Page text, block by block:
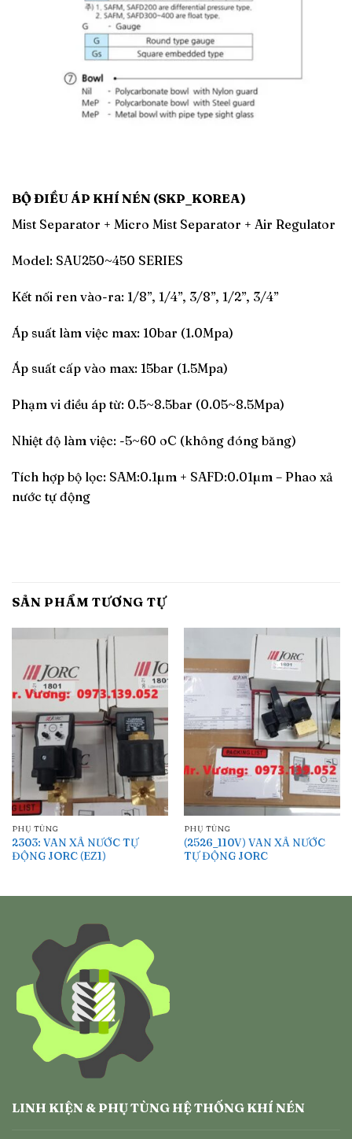
BỘ ĐIỀU ÁP KHÍ NÉN (SKP_KOREA)
Mist Separator + Micro Mist Separator + Air Regulator
Model: SAU250~450 SERIES
Kết nối ren vào-ra: 1/8”, 1/4”, 3/8”, 1/2”, 3/4”
Áp suất làm việc max: 10bar (1.0Mpa)
Áp suất cấp vào max: 15bar (1.5Mpa)
Phạm vi điều áp từ: 0.5~8.5bar (0.05~8.5Mpa)
Nhiệt độ làm việc: -5~60 oC (không đóng băng)
Tích hợp bộ lọc: SAM:0.1µm + SAFD:0.01µm – Phao xả
nước tự động
SẢN PHẨM TƯƠNG TỰ
PHỤ TÙNG
2303: VAN XẢ NƯỚC TỰ
ĐỘNG JORC (EZ1)
PHỤ TÙNG
(2526_110V) VAN XẢ NƯỚC
TỰ ĐỘNG JORC
LINH KIỆN & PHỤ TÙNG HỆ THỐNG KHÍ NÉN